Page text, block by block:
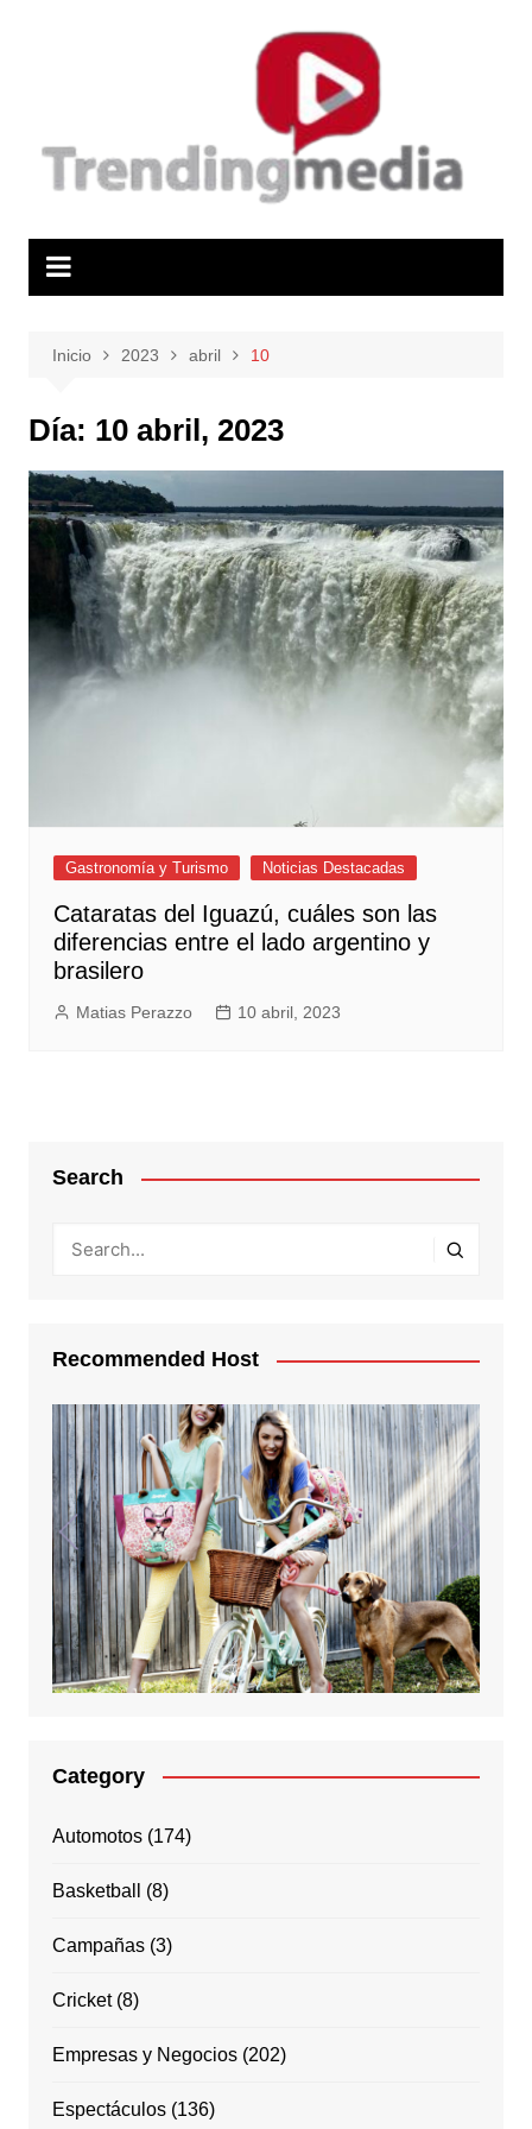
Inicio 2023 abril 10
Día: 10 abril, 2023
Gastronomía y Turismo Noticias Destacadas
Cataratas del Iguazú, cuáles son las
diferencias entre el lado argentino y
brasilero
Matias Perazzo 10 abril, 2023
Search
Recommended Host
Category
Automotos(174)
Basketball (8)
Campañas(3)
Cricket(8)
Empresas y Negocios(202)
Espectáculos(136)